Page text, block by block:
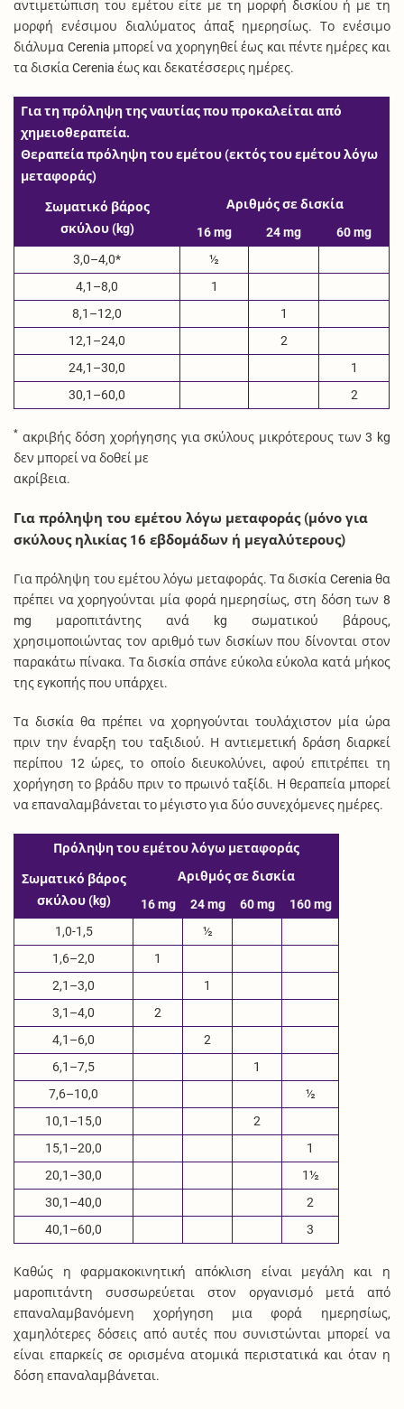
αντιμετώπιση του εμέτου είτε με τη μορφή δισκίου ή με τη
μορφή ενέσιμου διαλύματος άπαξ ημερησίως. Το ενέσιμο
διάλυμα Cerenia μπορεί να χορηγηθεί έως και πέντε ημέρες και
τα δισκία Cerenia έως και δεκατέσσερις ημέρες.
Για τη πρόληψη της ναυτίας που προκαλείται από
χημειοθεραπεία.
Θεραπεία πρόληψη του εμέτου (εκτός του εμέτου λόγω
μεταφοράς)
Σωματικό βάρος
σκύλου (kg)
Αριθμός σε δισκία
16 mg
24 mg
60 mg
3,0–4,0*
½
4,1–8,0
1
8,1–12,0
1
12,1–24,0
2
24,1–30,0
1
30,1–60,0
2
* ακριβής δόση χορήγησης για σκύλους μικρότερους των 3 kg
δεν μπορεί να δοθεί με
ακρίβεια.
Για πρόληψη του εμέτου λόγω μεταφοράς (μόνο για
σκύλους ηλικίας 16 εβδομάδων ή μεγαλύτερους)
Για πρόληψη του εμέτου λόγω μεταφοράς. Τα δισκία Cerenia θα
πρέπει να χορηγούνται μία φορά ημερησίως, στη δόση των 8
mg μαροπιτάντης ανά kg σωματικού βάρους,
χρησιμοποιώντας τον αριθμό των δισκίων που δίνονται στον
παρακάτω πίνακα. Τα δισκία σπάνε εύκολα εύκολα κατά μήκος
της εγκοπής που υπάρχει.
Τα δισκία θα πρέπει να χορηγούνται τουλάχιστον μία ώρα
πριν την έναρξη του ταξιδιού. Η αντιεμετική δράση διαρκεί
περίπου 12 ώρες, το οποίο διευκολύνει, αφού επιτρέπει τη
χορήγηση το βράδυ πριν το πρωινό ταξίδι. Η θεραπεία μπορεί
να επαναλαμβάνεται το μέγιστο για δύο συνεχόμενες ημέρες.
Πρόληψη του εμέτου λόγω μεταφοράς
Σωματικό βάρος
σκύλου (kg)
Αριθμός σε δισκία
16 mg
24 mg 60 mg
160 mg
1,0-1,5
½
1,6–2,0
1
2,1–3,0
1
3,1–4,0
2
4,1–6,0
2
6,1–7,5
1
7,6–10,0
½
10,1–15,0
2
15,1–20,0
1
20,1–30,0
1½
30,1–40,0
2
40,1–60,0
3
Καθώς η φαρμακοκινητική απόκλιση είναι μεγάλη και η
μαροπιτάντη συσσωρεύεται στον οργανισμό μετά από
επαναλαμβανόμενη χορήγηση μια φορά ημερησίως,
χαμηλότερες δόσεις από αυτές που συνιστώνται μπορεί να
είναι επαρκείς σε ορισμένα ατομικά περιστατικά και όταν η
δόση επαναλαμβάνεται.